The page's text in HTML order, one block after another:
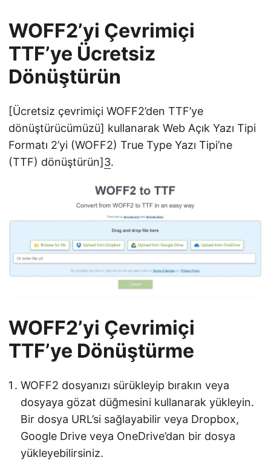
WOFF2’yi Çevrimiçi
TTF’ye Ücretsiz
Dönüştürün
[Ücretsiz çevrimiçi WOFF2’den TTF’ye
dönüştürücümüzü] kullanarak Web Açık Yazı Tipi
Formatı 2’yi (WOFF2) True Type Yazı Tipi’ne
(TTF) dönüştürün]3.
WOFF2’yi Çevrimiçi
TTF’ye Dönüştürme
WOFF2 dosyanızı sürükleyip bırakın veya
dosyaya gözat düğmesini kullanarak yükleyin.
Bir dosya URL’si sağlayabilir veya Dropbox,
Google Drive veya OneDrive’dan bir dosya
yükleyebilirsiniz.